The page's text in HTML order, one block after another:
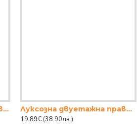
Огледало LED 3степи правоъгално
Луксозна двуетажна правоъгълна етажерка за козметика, парфюми и бижута в златист цвят
19.89€ (38.90лв.)